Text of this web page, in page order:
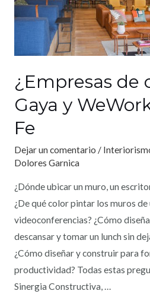
¿Empresas de
Gaya y
Fe
Dejar un comentario /
Dolores Garnica
¿Dónde ubicar un muro, un
¿De qué color pintar los muros de
videoconferencias? ¿Cómo
descansar y tomar un lunch sin
¿Cómo diseñar y construir para
productividad? Todas estas
Sinergia Constructiva, …